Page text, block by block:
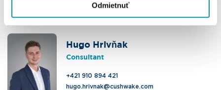
Odmietnuť
radovan.mihalek@cushwake.com
Hugo Hrivňak
Consultant
+421 910 894 421
hugo.hrivnak@cushwake.com